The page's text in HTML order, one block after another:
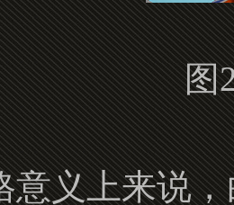
图
上来说，白